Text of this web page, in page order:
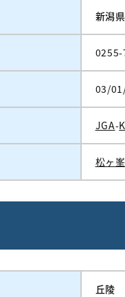
新潟
03/
JGA-
松ヶ
丘陵